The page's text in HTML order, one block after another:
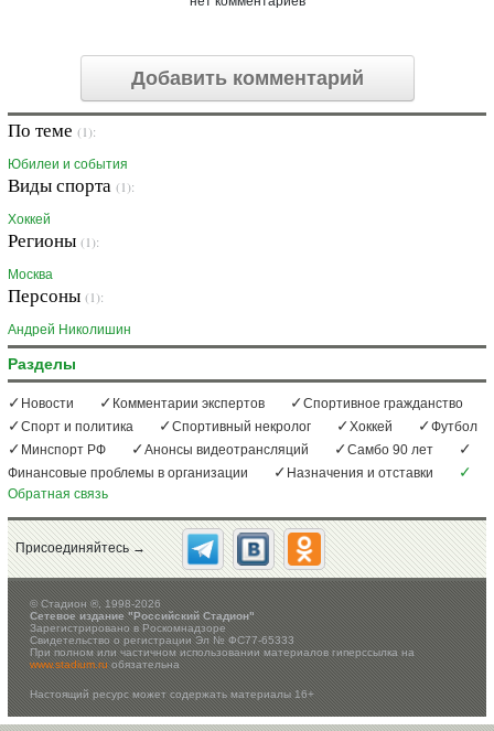
Добавить комментарий
По теме (1):
Юбилеи и события
Виды спорта (1):
Хоккей
Регионы (1):
Москва
Персоны (1):
Андрей Николишин
Разделы
Новости Комментарии экспертов
Спортивное гражданство
Спорт и политика
Спортивный некролог Хоккей
Футбол
Минспорт РФ
Анонсы видеотрансляций
Самбо 90 лет
Финансовые проблемы в организации
Назначения и отставки
Обратная связь
Присоединяйтесь →
©Стадион ®, 1998-2026
Сетевое издание "Российский Стадион"
Зарегистрировано в Роскомнадзоре
Свидетельство о регистрации Эл № ФС77-65333
При полном или частичном использовании материалов гиперссылка на
www.stadium.ruобязательна
Настоящий ресурс может содержать материалы 16+